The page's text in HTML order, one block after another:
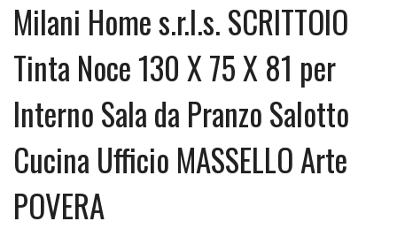
Milani Home s.r.l.s. SCRITTOIO
Tinta Noce 130 X 75 X 81 per
Interno Sala da Pranzo Salotto
Cucina Ufficio MASSELLO Arte
POVERA